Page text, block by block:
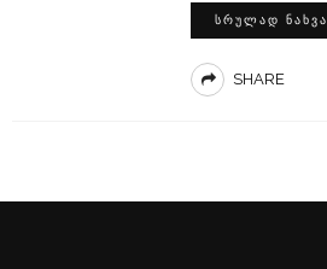
ᲡᲠᲣᲚᲐᲓ ᲜᲐᲮᲕᲐ
SHARE